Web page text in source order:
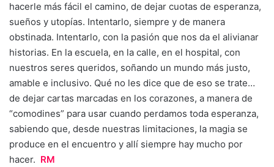
hacerle más fácil el camino, de dejar cuotas de esperanza,
sueños y utopías. Intentarlo, siempre y de manera
obstinada. Intentarlo, con la pasión que nos da el alivianar
historias. En la escuela, en la calle, en el hospital, con
nuestros seres queridos, soñando un mundo más justo,
amable e inclusivo. Qué no les dice que de eso se trate…
de dejar cartas marcadas en los corazones, a manera de
“comodines” para usar cuando perdamos toda esperanza,
sabiendo que, desde nuestras limitaciones, la magia se
produce en el encuentro y allí siempre hay mucho por
hacer. RM